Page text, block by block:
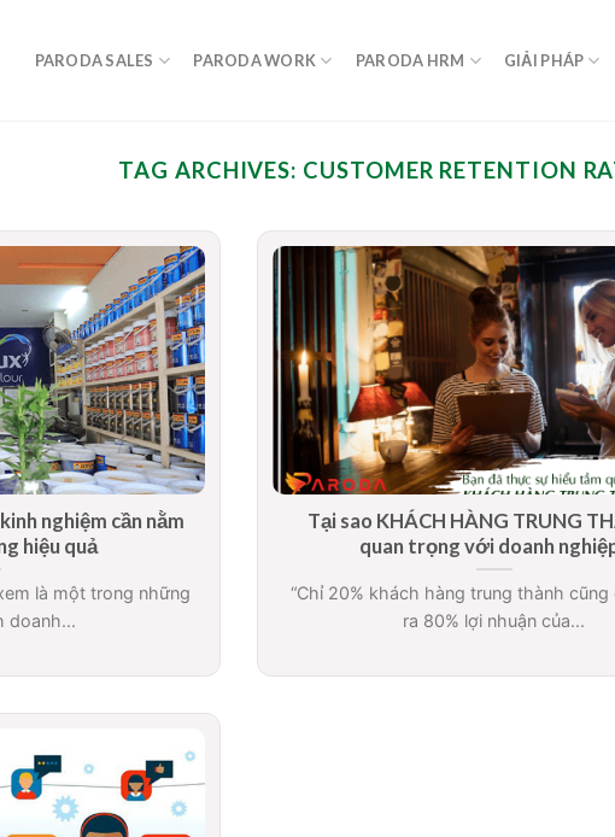
PARODA SALES PARODA WORK PARODA HRM GIẢI PHÁP
TAG ARCHIVES: CUSTOMER RETENTION
nghiệm cần nằm
hiệu quả
là một trong những
doanh...
Tại sao KHÁCH HÀNG TRUNG
quan trọng với doanh
“Chỉ 20% khách hàng trung thành
ra 80% lợi nhuận của...